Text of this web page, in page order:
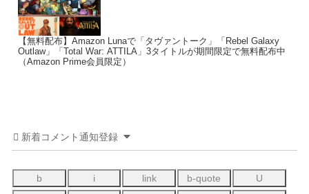
【無料配布】Amazon Lunaで「タヴァントーク」「Rebel Galaxy
Outlaw」「Total War: ATTILA」3タイトルが期間限定で無料配布中
（Amazon Prime会員限定）
新着コメント通知登録